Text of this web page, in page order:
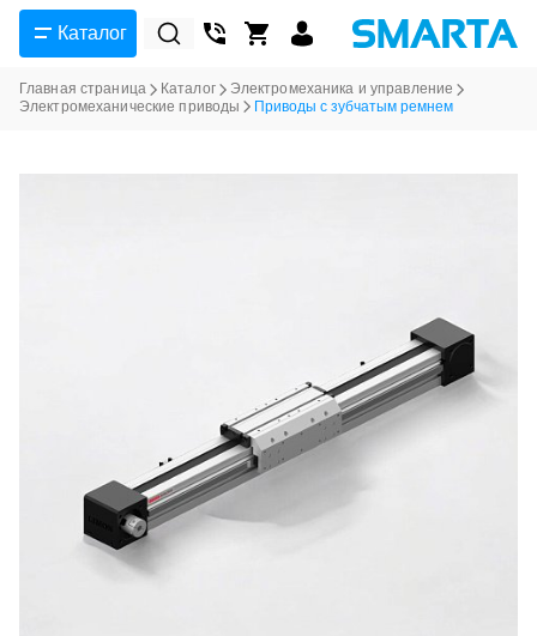
Каталог
Главная страница Каталог
Электромеханика и управление
Электромеханические приводы
Приводы с зубчатым ремнем